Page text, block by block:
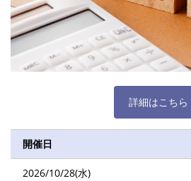
詳細はこちら
開催日
2026/10/28(水)